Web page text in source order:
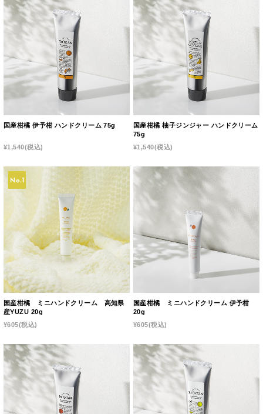
国産柑橘 伊予柑 ハンドクリーム 75g
¥1,540(税込)
国産柑橘 柚子ジンジャー ハンドクリーム
75g
¥1,540(税込)
国産柑橘 ミニハンドクリーム 高知県
産YUZU 20g
¥605(税込)
国産柑橘 ミニハンドクリーム 伊予柑
20g
¥605(税込)